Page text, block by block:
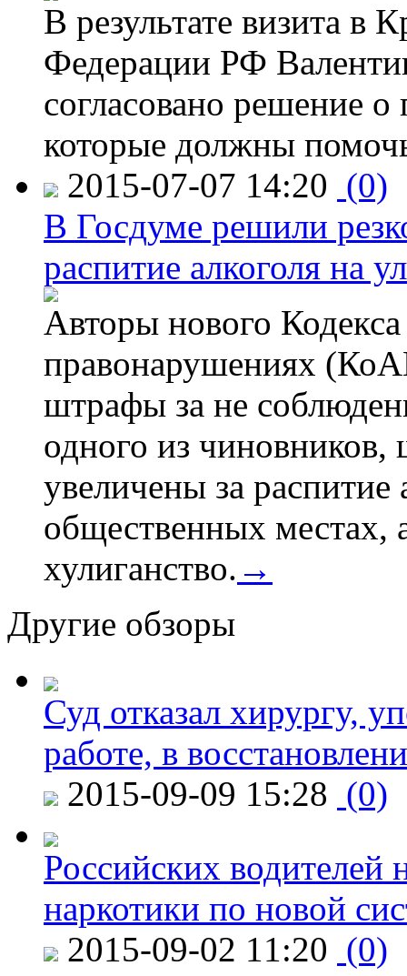
В результате визита в
Федерации РФ
согласовано решение
которые должны
2015-07-07 14:20 (0)
В Госдуме решили
распитие алкоголя на
Авторы нового
правонарушениях
штрафы за не
одного из
увеличены за распитие
общественных местах,
хулиганство. →
Другие обзоры
Суд отказал хирургу,
работе, в
2015-09-09 15:28 (0)
Российских водителей
наркотики по новой
2015-09-02 11:20 (0)